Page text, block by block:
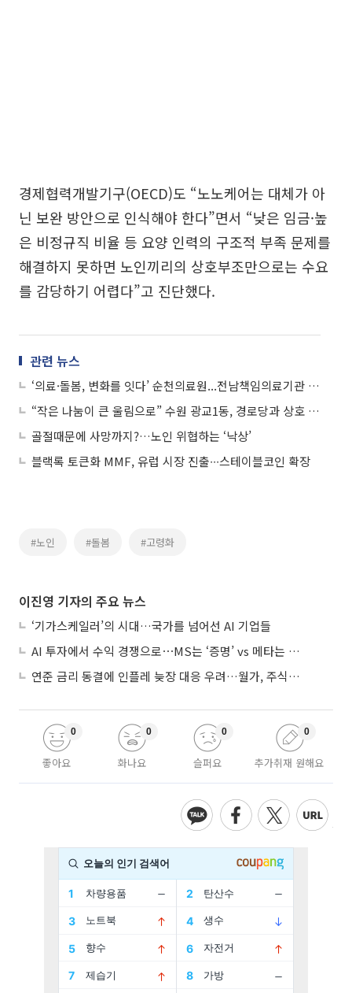
경제협력개발기구(OECD)도 “노노케어는 대체가 아
닌 보완 방안으로 인식해야 한다”면서 “낮은 임금·높
은 비정규직 비율 등 요양 인력의 구조적 부족 문제를
해결하지 못하면 노인끼리의 상호부조만으로는 수요
를 감당하기 어렵다”고 진단했다.
관련 뉴스
‘의료·돌봄, 변화를 잇다’ 순천의료원...전남책임의료기관 공동 심포지엄
“작은 나눔이 큰 울림으로” 수원 광교1동, 경로당과 상호 돌봄 협력
골절때문에 사망까지?…노인 위협하는 ‘낙상’
블랙록 토큰화 MMF, 유럽 시장 진출∙∙∙스테이블코인 확장
#노인 #돌봄 #고령화
이진영 기자의 주요 뉴스
‘기가스케일러’의 시대…국가를 넘어선 AI 기업들
AI 투자에서 수익 경쟁으로⋯MS는 ‘증명’ vs 메타는 ‘숙제’
연준 금리 동결에 인플레 늦장 대응 우려…월가, 주식도 채권도 던졌다
좋아요
0
화나요
0
슬퍼요
0
추가취재 원해요
0